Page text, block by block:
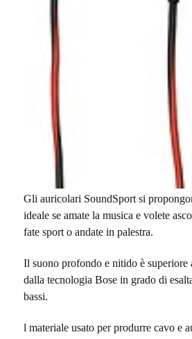
Gli auricolari SoundSport si
ideale se amate la musica e volete
fate sport o andate in palestra.
Il suono profondo e nitido è superiore
dalla tecnologia Bose in grado di
bassi.
l materiale usato per produrre cavo e